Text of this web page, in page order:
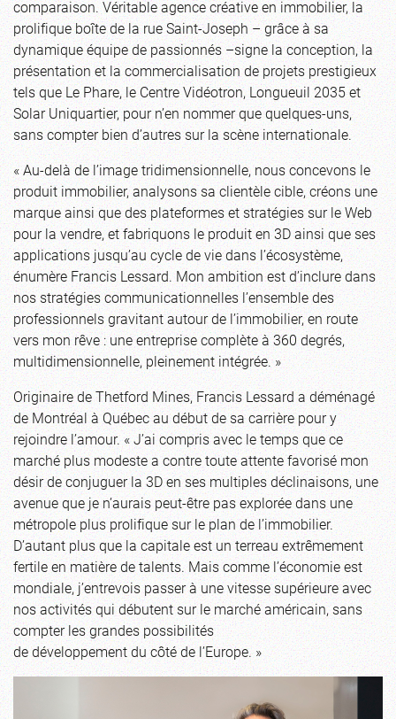
comparaison. Véritable agence créative en immobilier, la
prolifique boîte de la rue Saint-Joseph – grâce à sa
dynamique équipe de passionnés –signe la conception, la
présentation et la commercialisation de projets prestigieux
tels que Le Phare, le Centre Vidéotron, Longueuil 2035 et
Solar Uniquartier, pour n’en nommer que quelques-uns,
sans compter bien d’autres sur la scène internationale.
« Au-delà de l’image tridimensionnelle, nous concevons le
produit immobilier, analysons sa clientèle cible, créons une
marque ainsi que des plateformes et stratégies sur le Web
pour la vendre, et fabriquons le produit en 3D ainsi que ses
applications jusqu’au cycle de vie dans l’écosystème,
énumère Francis Lessard. Mon ambition est d’inclure dans
nos stratégies communicationnelles l’ensemble des
professionnels gravitant autour de l’immobilier, en route
vers mon rêve : une entreprise complète à 360 degrés,
multidimensionnelle, pleinement intégrée. »
Originaire de Thetford Mines, Francis Lessard a déménagé
de Montréal à Québec au début de sa carrière pour y
rejoindre l’amour. « J’ai compris avec le temps que ce
marché plus modeste a contre toute attente favorisé mon
désir de conjuguer la 3D en ses multiples déclinaisons, une
avenue que je n’aurais peut-être pas explorée dans une
métropole plus prolifique sur le plan de l’immobilier.
D’autant plus que la capitale est un terreau extrêmement
fertile en matière de talents. Mais comme l’économie est
mondiale, j’entrevois passer à une vitesse supérieure avec
nos activités qui débutent sur le marché américain, sans
compter les grandes possibilités
de développement du côté de l’Europe. »